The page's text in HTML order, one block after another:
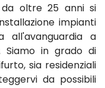
oltre 25 anni si
impianti
all'avanguardia a
Siamo in grado di
sia residenziali
da possibili